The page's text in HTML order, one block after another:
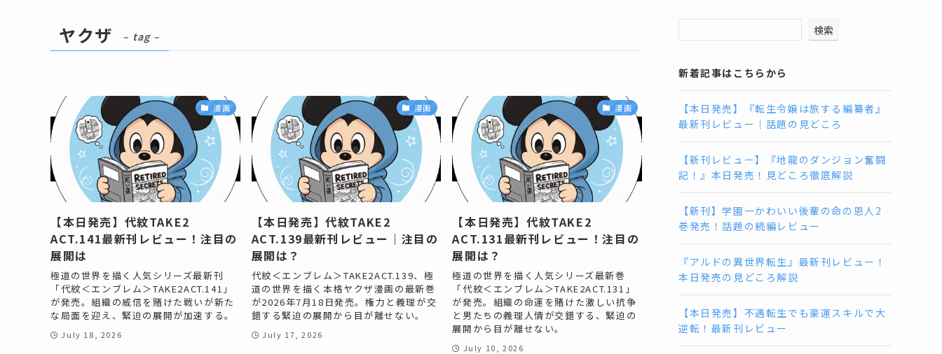
ヤクザ – tag –
漫画
【本日発売】代紋TAKE2
ACT.141最新刊レビュー！注目の
展開は
極道の世界を描く人気シリーズ最新刊
「代紋＜エンブレム＞TAKE2ACT.141」
が発売。組織の威信を賭けた戦いが新た
な局面を迎え、緊迫の展開が加速する。
July 18, 2026
漫画
【本日発売】代紋TAKE2
ACT.139最新刊レビュー｜注目の
展開は？
代紋＜エンブレム＞TAKE2ACT.139、極
道の世界を描く本格ヤクザ漫画の最新巻
が2026年7月18日発売。権力と義理が交
錯する緊迫の展開から目が離せない。
July 17, 2026
漫画
【本日発売】代紋TAKE2
ACT.131最新刊レビュー！注目の
展開は？
極道の世界を描く人気シリーズ最新巻
「代紋＜エンブレム＞TAKE2ACT.131」
が発売。組織の命運を賭けた激しい抗争
と男たちの義理人情が交錯する、緊迫の
展開から目が離せない。
July 10, 2026
検索
新着記事はこちらから
【本日発売】『転生令嬢は旅する編纂者』
最新刊レビュー｜話題の見どころ
【新刊レビュー】『地龍のダンジョン奮闘
記！』本日発売！見どころ徹底解説
【新刊】学園一かわいい後輩の命の恩人2
巻発売！話題の続編レビュー
『アルドの異世界転生』最新刊レビュー！
本日発売の見どころ解説
【本日発売】不遇転生でも豪運スキルで大
逆転！最新刊レビュー